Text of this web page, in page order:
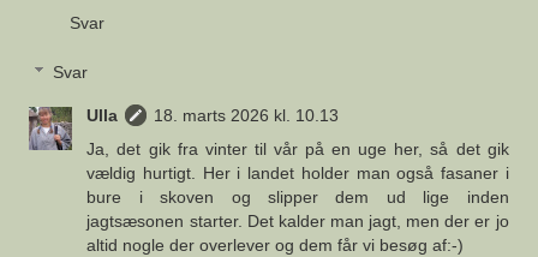
Svar
Svar
Ulla
18. marts 2026 kl. 10.13
Ja, det gik fra vinter til vår på en uge her, så det gik
vældig hurtigt. Her i landet holder man også fasaner i
bure i skoven og slipper dem ud lige inden
jagtsæsonen starter. Det kalder man jagt, men der er jo
altid nogle der overlever og dem får vi besøg af:-)